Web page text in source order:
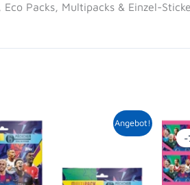
Packs, Multipacks & Einzel-
Angebot!
Ursprünglicher
Aktueller
-